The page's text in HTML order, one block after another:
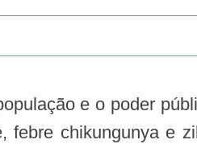
febre chikungunya e